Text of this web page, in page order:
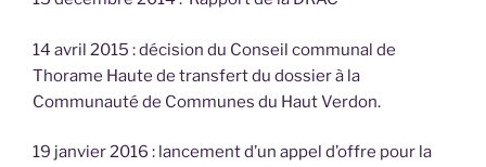
14 avril 2015 : décision du Conseil communal de
Thorame Haute de transfert du dossier à la
Communauté de Communes du Haut Verdon.
19 janvier 2016 : lancement d’un appel d’offre pour la